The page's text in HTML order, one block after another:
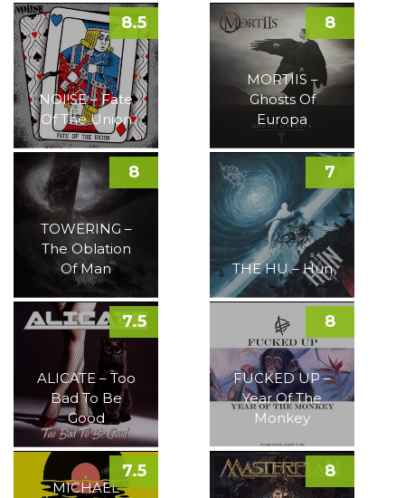
NOI!SE – Fate
Of The Union
8.5
MORTIIS –
Ghosts Of
Europa
8
TOWERING –
The Oblation
Of Man
8
THE HU – Hun
7
ALICATE – Too
Bad To Be
Good
7.5
FUCKED UP –
Year Of The
Monkey
8
MICHAEL
7.5 8